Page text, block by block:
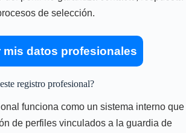
de selección.
mis datos profesionales
registro profesional?
funciona como un sistema interno que
de perfiles vinculados a la guardia de